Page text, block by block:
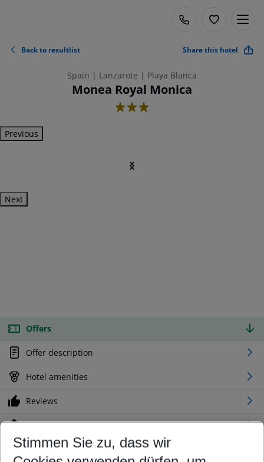
Back to resultlist Share this hotel
Spain | Lanzarote | Playa Blanca
Monea Royal Monica
3
Previous
Next
Offers
Offer description
Hotel amenities
Reviews
Location
Stimmen Sie zu, dass wir